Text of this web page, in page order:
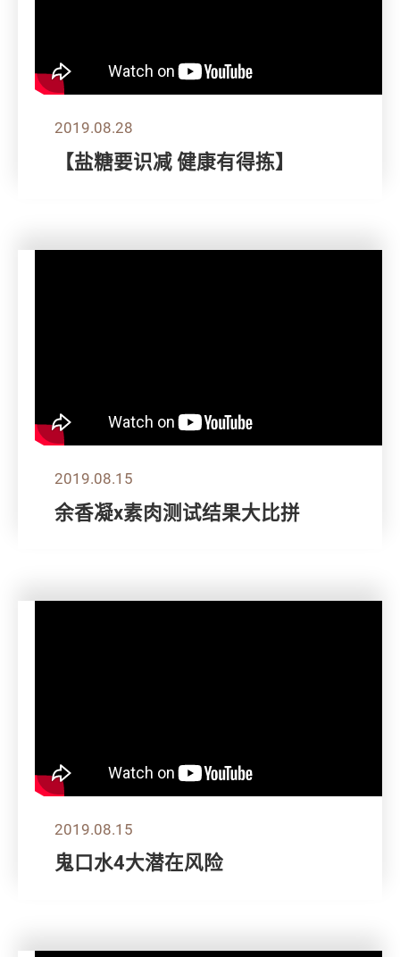
2019.08.28
【盐糖要识减 健康有得拣】
2019.08.15
余香凝x素肉测试结果大比拼
2019.08.15
鬼口水4大潜在风险